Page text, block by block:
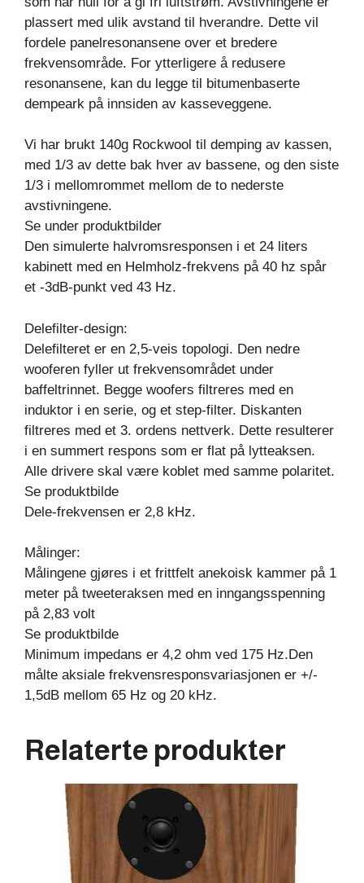
plassert med ulik avstand til hverandre. Dette vil
fordele panelresonansene over et bredere
frekvensområde. For ytterligere å redusere
resonansene, kan du legge til bitumenbaserte
dempeark på innsiden av kasseveggene.
Vi har brukt 140g Rockwool til demping av kassen,
med 1/3 av dette bak hver av bassene, og den siste
1/3 i mellomrommet mellom de to nederste
avstivningene.
Se under produktbilder
Den simulerte halvromsresponsen i et 24 liters
kabinett med en Helmholz-frekvens på 40 hz spår
et -3dB-punkt ved 43 Hz.
Delefilter-design:
Delefilteret er en 2,5-veis topologi. Den nedre
wooferen fyller ut frekvensområdet under
baffeltrinnet. Begge woofers filtreres med en
induktor i en serie, og et step-filter. Diskanten
filtreres med et 3. ordens nettverk. Dette resulterer
i en summert respons som er flat på lytteaksen.
Alle drivere skal være koblet med samme polaritet.
Se produktbilde
Dele-frekvensen er 2,8 kHz.
Målinger:
Målingene gjøres i et frittfelt anekoisk kammer på 1
meter på tweeteraksen med en inngangsspenning
på 2,83 volt
Se produktbilde
Minimum impedans er 4,2 ohm ved 175 Hz.Den
målte aksiale frekvensresponsvariasjonen er +/-
1,5dB mellom 65 Hz og 20 kHz.
Relaterte produkter
produktet
varianter.